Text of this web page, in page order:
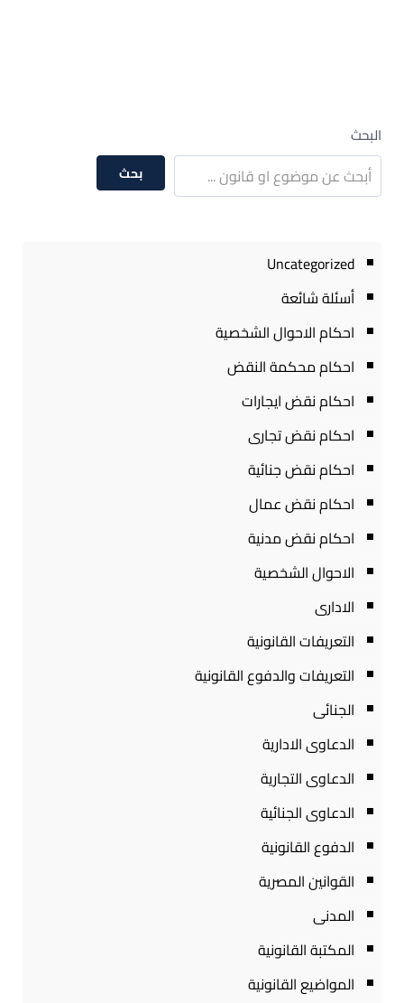
البحث
بحث
Uncategorized
أسئلة شائعة
احكام الاحوال الشخصية
احكام محكمة النقض
احكام نقض ايجارات
احكام نقض تجارى
احكام نقض جنائية
احكام نقض عمال
احكام نقض مدنية
الاحوال الشخصية
الادارى
التعريفات القانونية
التعريفات والدفوع القانونية
الجنائى
الدعاوى الادارية
الدعاوى التجارية
الدعاوى الجنائية
الدفوع القانونية
القوانين المصرية
المدنى
المكتبة القانونية
المواضيع القانونية